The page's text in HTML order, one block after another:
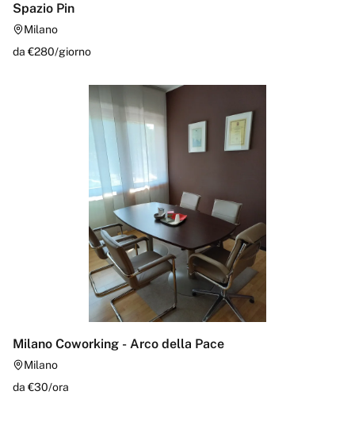
Spazio Pin
Milano
da €280/giorno
Milano Coworking - Arco della Pace
Milano
da €30/ora